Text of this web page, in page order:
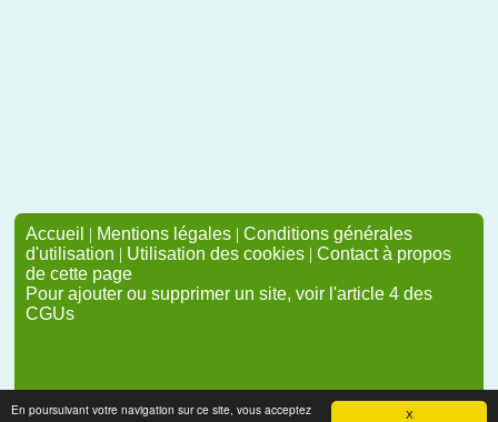
X
En poursuivant votre navigation sur ce site, vous acceptez
Accueil | Mentions légales | Conditions générales
d'utilisation | Utilisation des cookies | Contact à propos
de cette page
Pour ajouter ou supprimer un site, voir l'article 4 des
CGUs